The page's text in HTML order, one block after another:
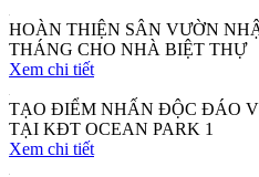
HOÀN THIỆN SÂN VƯỜN
THÁNG CHO NHÀ BIỆT THỰ
Xem chi tiết
TẠO ĐIỂM NHẤN ĐỘC ĐÁO
TẠI KĐT OCEAN PARK 1
Xem chi tiết